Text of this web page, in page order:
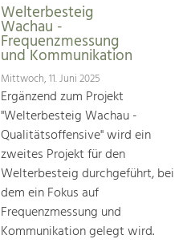
Welterbesteig
Wachau -
Frequenzmessung
und Kommunikation
Mittwoch, 11. Juni 2025
Ergänzend zum Projekt
"Welterbesteig Wachau -
Qualitätsoffensive" wird ein
zweites Projekt für den
Welterbesteig durchgeführt, bei
dem ein Fokus auf
Frequenzmessung und
Kommunikation gelegt wird.